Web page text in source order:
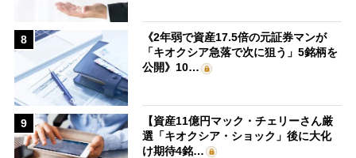
8
《2年弱で資産17.5倍の元証券マンが
「キオクシア急落で次に狙う」5銘柄を
公開》10…
9
【資産11億円マック・チェリーさん厳
選「キオクシア・ショック」後に大化
け期待4銘…